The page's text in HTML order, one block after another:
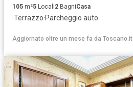
105 m²5 Locali2 BagniCasa
·Terrazzo·Parcheggio auto
Aggiornato oltre un mese fa da Toscano.it